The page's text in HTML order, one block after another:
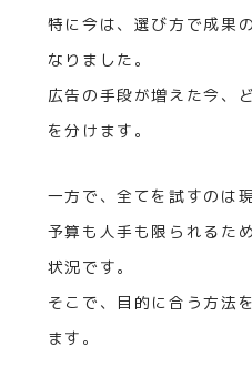
特に今は、選び方で成果
なりました。
広告の手段が増えた今、
を分けます。
一方で、全てを試すのは
予算も人手も限られるた
状況です。
そこで、目的に合う方法
ます。